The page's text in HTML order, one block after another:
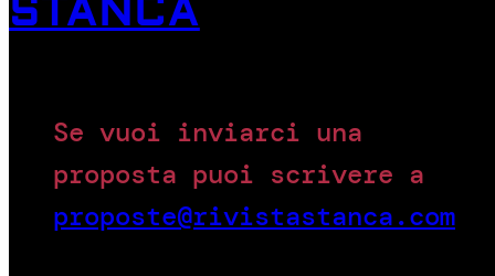
STANCA
Se vuoi inviarci una
proposta puoi scrivere a
proposte@rivistastanca.com